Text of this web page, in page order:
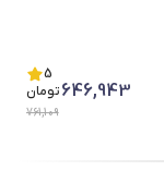
5
646,943تومان
761,109